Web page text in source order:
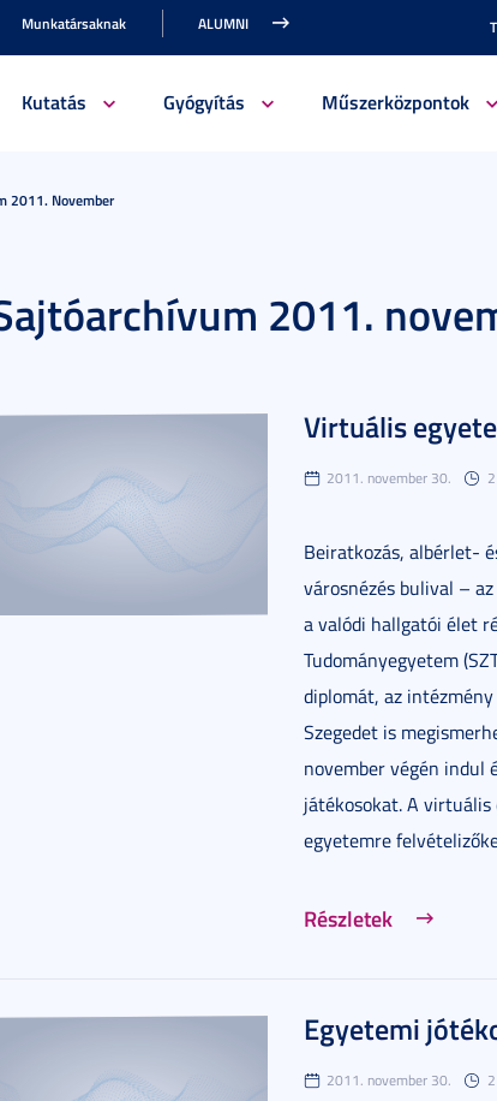
Munkatársaknak ALUMNI
Kutatás Gyógyítás Műszerközpontok
2011. November
2011.
Virtuális
2011. november 30.
Beiratkozás, albérlet-
városnézés bulival –
a valódi hallgatói élet
Tudományegyetem
diplomát, az
Szegedet is
november végén indul
játékosokat. A
egyetemre
Részletek
Egyetemi
2011. november 30.